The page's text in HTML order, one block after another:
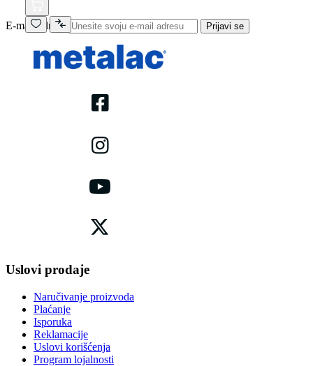
E-mail adresa Prijavi se
Uslovi prodaje
Naručivanje proizvoda
Plaćanje
Isporuka
Reklamacije
Uslovi korišćenja
Program lojalnosti